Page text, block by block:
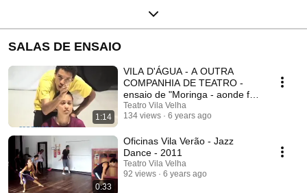
SALAS DE ENSAIO
1:14
VILA D'ÁGUA - A OUTRA
COMPANHIA DE TEATRO -
ensaio de "Moringa - aonde foi
o Rio?" - 2009
Teatro Vila Velha
134 views
6 years ago
0:33
Oficinas Vila Verão - Jazz
Dance - 2011
Teatro Vila Velha
92 views
6 years ago